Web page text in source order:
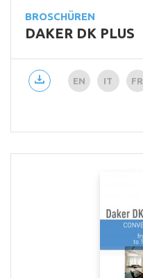
BROSCHÜREN
DAKER DK PLUS
EN IT FR